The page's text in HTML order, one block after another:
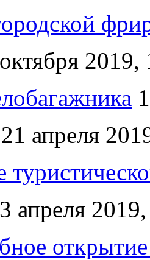
2019,
21 апреля
апреля
открытие